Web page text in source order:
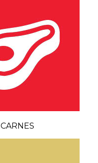
CARNES